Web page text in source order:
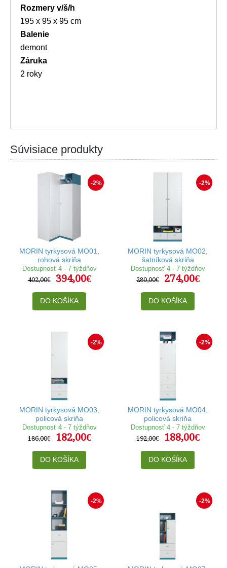
Rozmery v/š/h
195 x 95 x 95 cm
Balenie
demont
Záruka
2 roky
Súvisiace produkty
-2%
MORIN tyrkysová MO01,
rohová skriňa
Dostupnosť 4 - 7 týždňov
402,00€
394,00€
DO KOŠÍKA
-2%
MORIN tyrkysová MO02,
šatníková skriňa
Dostupnosť 4 - 7 týždňov
280,00€
274,00€
DO KOŠÍKA
-2%
MORIN tyrkysová MO03,
policová skriňa
Dostupnosť 4 - 7 týždňov
186,00€
182,00€
DO KOŠÍKA
-2%
MORIN tyrkysová MO04,
policová skriňa
Dostupnosť 4 - 7 týždňov
192,00€
188,00€
DO KOŠÍKA
-2% -2%